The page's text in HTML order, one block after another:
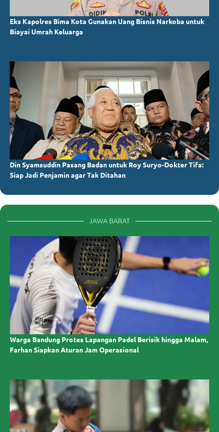
Eks Kapolres Bima Kota Gunakan Uang Bisnis Narkoba untuk
Biayai Umrah Keluarga
Din Syamsuddin Pasang Badan untuk Roy Suryo-Dokter Tifa:
Siap Jadi Penjamin agar Tak Ditahan
JAWA BARAT
Warga Bandung Protes Lapangan Padel Berisik hingga Malam,
Farhan Siapkan Aturan Jam Operasional